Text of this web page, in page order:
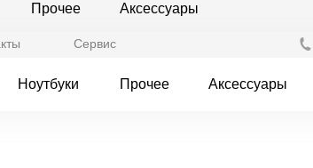
Аксессуары
Прочее
Сервис
Аксессуары
Прочее
Ноутбуки